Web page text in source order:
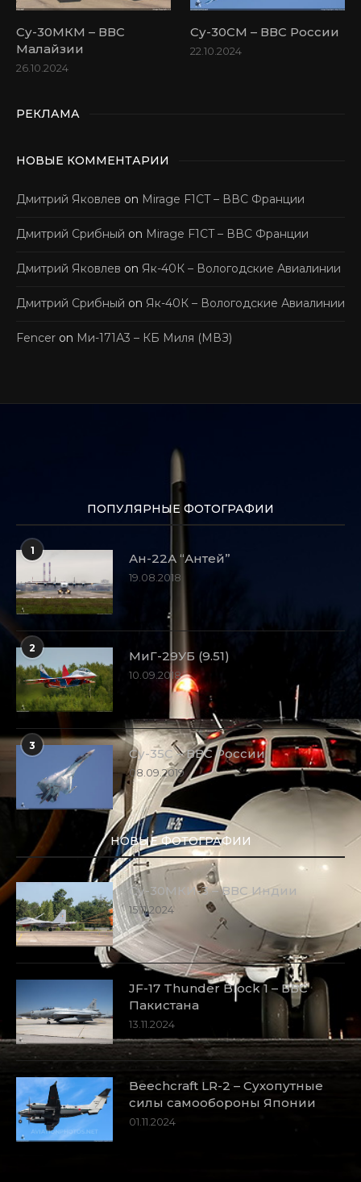
Су-30МКМ – ВВС
Малайзии
26.10.2024
Су-30СМ – ВВС России
22.10.2024
РЕКЛАМА
НОВЫЕ КОММЕНТАРИИ
Дмитрий Яковлев on Mirage F1CT – ВВС Франции
Дмитрий Срибный on Mirage F1CT – ВВС Франции
Дмитрий Яковлев on Як-40К – Вологодские Авиалинии
Дмитрий Срибный on Як-40К – Вологодские Авиалинии
Fencer on Ми-171А3 – КБ Миля (МВЗ)
ПОПУЛЯРНЫЕ ФОТОГРАФИИ
1
Ан-22А “Антей”
19.08.2018
2
МиГ-29УБ (9.51)
10.09.2018
3
Су-35С – ВВС России
08.09.2019
НОВЫЕ ФОТОГРАФИИ
Су-30МКИ-3 – ВВС Индии
15.11.2024
JF-17 Thunder Block 1 – ВВС
Пакистана
13.11.2024
Beechcraft LR-2 – Сухопутные
силы самообороны Японии
01.11.2024